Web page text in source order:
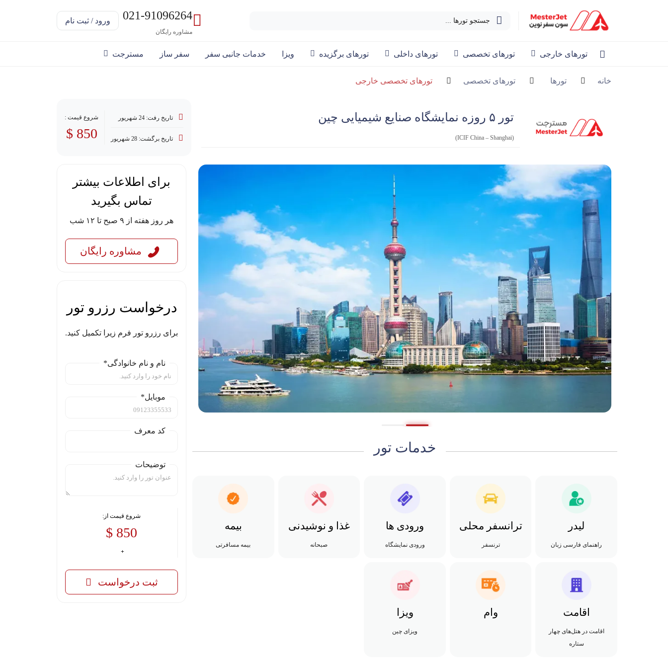
جستجو تورها ... 021-91096264
مشاوره رایگان
ورود / ثبت نام
تورهای خارجی تورهای تخصصی تورهای داخلی تورهای برگزیده ویزا خدمات جانبی سفر سفر ساز مسترجت
خانه تورها تورهای تخصصی تورهای تخصصی خارجی
تور ۵ روزه نمایشگاه صنایع شیمیایی چین
(ICIF China – Shanghai)
تاریخ رفت: 24 شهریور
تاریخ برگشت: 28 شهریور
شروع قیمت :
850 $
خدمات تور
لیدر
راهنمای فارسی زبان
ترانسفر محلی
ترنسفر
ورودی ها
ورودی نمایشگاه
غذا و نوشیدنی
صبحانه
بیمه
بیمه مسافرتی
اقامت
اقامت در هتل‌های چهار
ستاره
وام ویزا
ویزای چین
برای اطلاعات بیشتر
تماس بگیرید
هر روز هفته از ۹ صبح تا ۱۲ شب
مشاوره رایگان
درخواست رزرو تور
برای رزرو تور فرم زیرا تکمیل کنید.
نام و نام خانوادگی*
موبایل*
کد معرف
توضیحات
شروع قیمت از:
850 $
ثبت درخواست